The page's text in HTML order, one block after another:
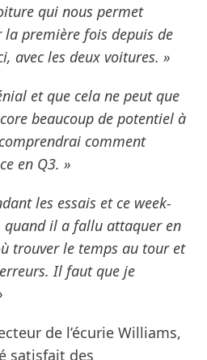
qui nous permet
la première fois depuis de
avec les deux voitures. »
et que cela ne peut que
beaucoup de potentiel à
comment
en Q3. »
les essais et ce week-
il a fallu attaquer en
trouver le temps au tour et
Il faut que je
de l’écurie Williams,
satisfait des